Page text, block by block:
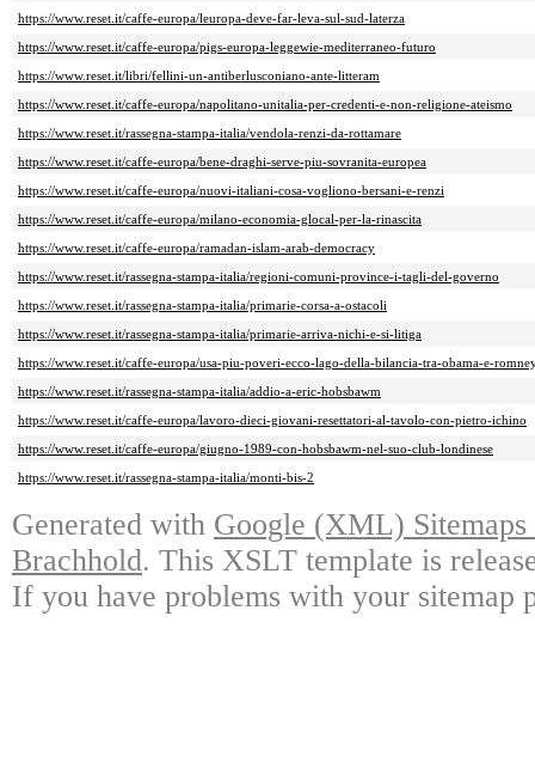
https://www.reset.it/caffe-europa/leuropa-deve-far-leva-sul-sud-laterza
https://www.reset.it/caffe-europa/pigs-europa-leggewie-mediterraneo-futuro
https://www.reset.it/libri/fellini-un-antiberlusconiano-ante-litteram
https://www.reset.it/caffe-europa/napolitano-unitalia-per-credenti-e-non-religione-ateismo
https://www.reset.it/rassegna-stampa-italia/vendola-renzi-da-rottamare
https://www.reset.it/caffe-europa/bene-draghi-serve-piu-sovranita-europea
https://www.reset.it/caffe-europa/nuovi-italiani-cosa-vogliono-bersani-e-renzi
https://www.reset.it/caffe-europa/milano-economia-glocal-per-la-rinascita
https://www.reset.it/caffe-europa/ramadan-islam-arab-democracy
https://www.reset.it/rassegna-stampa-italia/regioni-comuni-province-i-tagli-del-governo
https://www.reset.it/rassegna-stampa-italia/primarie-corsa-a-ostacoli
https://www.reset.it/rassegna-stampa-italia/primarie-arriva-nichi-e-si-litiga
https://www.reset.it/caffe-europa/usa-piu-poveri-ecco-lago-della-bilancia-tra-obama-e-
https://www.reset.it/rassegna-stampa-italia/addio-a-eric-hobsbawm
https://www.reset.it/caffe-europa/lavoro-dieci-giovani-resettatori-al-tavolo-con-pietro-ichino
https://www.reset.it/caffe-europa/giugno-1989-con-hobsbawm-nel-suo-club-londinese
https://www.reset.it/rassegna-stampa-italia/monti-bis-2
Generated with Google (XML)
Brachhold. This XSLT template is
If you have problems with your sitemap